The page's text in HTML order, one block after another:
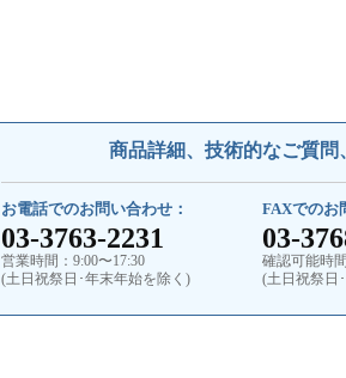
商品詳細、技術的なご質
お電話でのお問い合わせ：
03-3763-2231
営業時間：9:00〜17:30
(土日祝祭日･年末年始を除く)
FAXでのお
03-
確認可能時
(土日祝祭日